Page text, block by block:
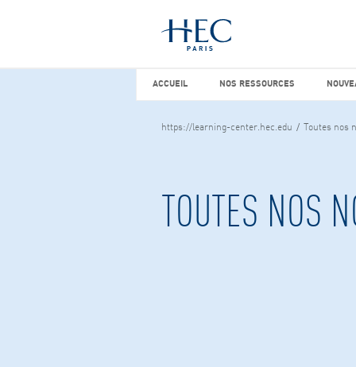
Vous cherchez peut-être
NOS RESSOURCES
ACCUEIL NOS RESSOURCES
https://learning-center.hec.edu Toutes nos
TOUTES NOS